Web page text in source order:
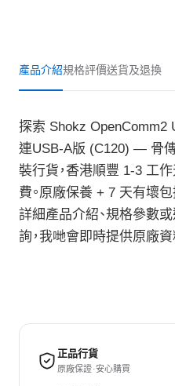
產品介紹規格評價送貨及退換
探索 Shokz OpenComm2
連USB-A版 (C120) — 骨
裝行貨，香港順豐 1-3 工
費。原廠保養 + 7 天有壞包
詳細產品介紹、規格參數
詢，我哋會即時提供原廠資
正品行貨
原廠保證 · 安心購買